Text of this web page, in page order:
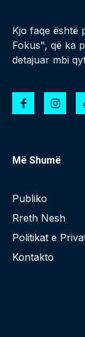
Kjo faqe është
Fokus", që ka
detajuar mbi
Më Shumë
Publiko
Rreth Nesh
Politikat e
Kontakto